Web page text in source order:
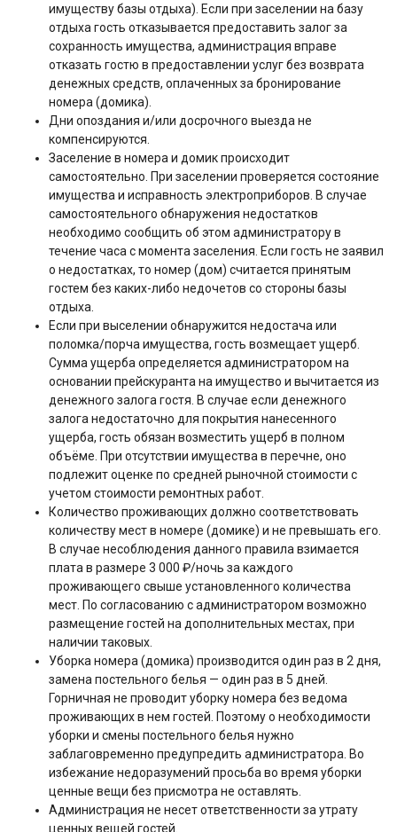
имуществу базы отдыха). Если при заселении на базу
отдыха гость отказывается предоставить залог за
сохранность имущества, администрация вправе
отказать гостю в предоставлении услуг без возврата
денежных средств, оплаченных за бронирование
номера (домика).
Дни опоздания и/или досрочного выезда не
компенсируются.
Заселение в номера и домик происходит
самостоятельно. При заселении проверяется состояние
имущества и исправность электроприборов. В случае
самостоятельного обнаружения недостатков
необходимо сообщить об этом администратору в
течение часа с момента заселения. Если гость не заявил
о недостатках, то номер (дом) считается принятым
гостем без каких-либо недочетов со стороны базы
отдыха.
Если при выселении обнаружится недостача или
поломка/порча имущества, гость возмещает ущерб.
Сумма ущерба определяется администратором на
основании прейскуранта на имущество и вычитается из
денежного залога гостя. В случае если денежного
залога недостаточно для покрытия нанесенного
ущерба, гость обязан возместить ущерб в полном
объёме. При отсутствии имущества в перечне, оно
подлежит оценке по средней рыночной стоимости с
учетом стоимости ремонтных работ.
Количество проживающих должно соответствовать
количеству мест в номере (домике) и не превышать его.
В случае несоблюдения данного правила взимается
плата в размере 3 000 ₽/ночь за каждого
проживающего свыше установленного количества
мест. По согласованию с администратором возможно
размещение гостей на дополнительных местах, при
наличии таковых.
Уборка номера (домика) производится один раз в 2 дня,
замена постельного белья — один раз в 5 дней.
Горничная не проводит уборку номера без ведома
проживающих в нем гостей. Поэтому о необходимости
уборки и смены постельного белья нужно
заблаговременно предупредить администратора. Во
избежание недоразумений просьба во время уборки
ценные вещи без присмотра не оставлять.
Администрация не несет ответственности за утрату
ценных вещей гостей.